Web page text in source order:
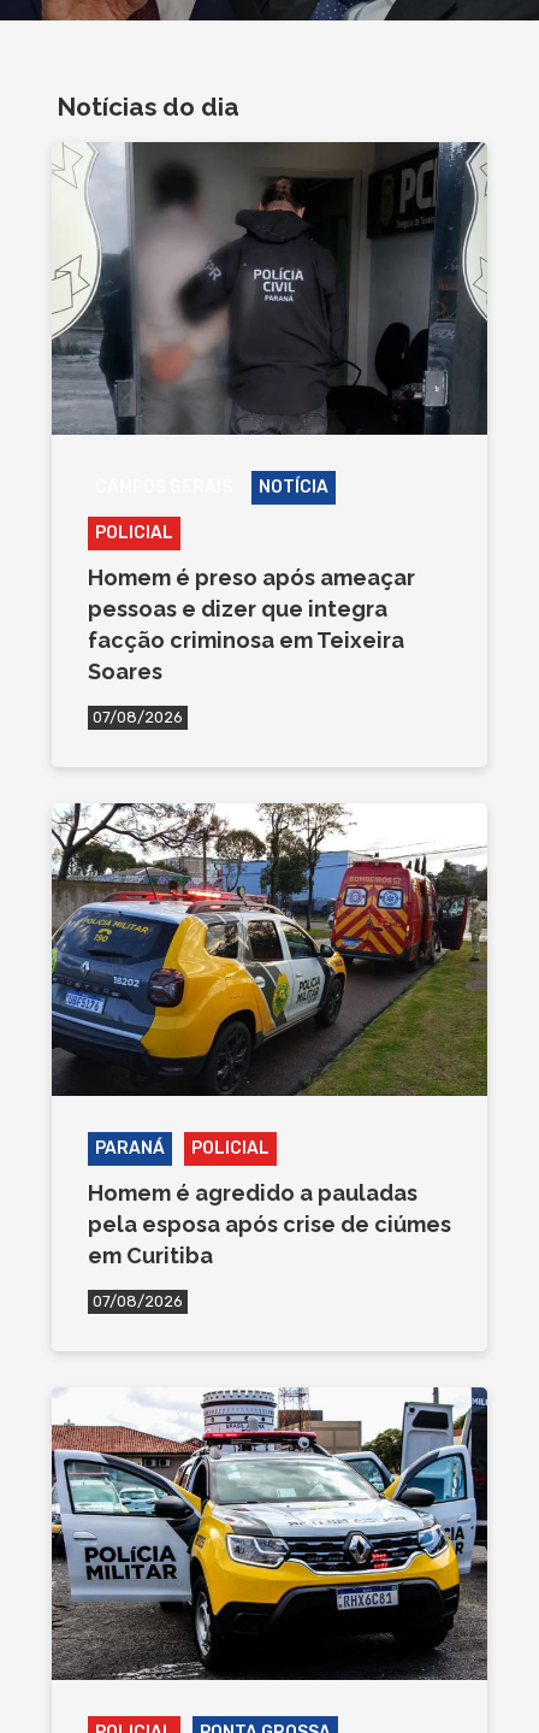
Notícias do dia
NOTÍCIA
POLICIAL
Homem é preso após ameaçar
pessoas e dizer que integra
facção criminosa em Teixeira
Soares
07/08/2026
PARANÁ POLICIAL
Homem é agredido a pauladas
pela esposa após crise de ciúmes
em Curitiba
07/08/2026